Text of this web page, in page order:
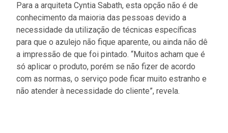
Para a arquiteta Cyntia Sabath, esta opção não é de
conhecimento da maioria das pessoas devido a
necessidade da utilização de técnicas específicas
para que o azulejo não fique aparente, ou ainda não dê
a impressão de que foi pintado. “Muitos acham que é
só aplicar o produto, porém se não fizer de acordo
com as normas, o serviço pode ficar muito estranho e
não atender à necessidade do cliente”, revela.